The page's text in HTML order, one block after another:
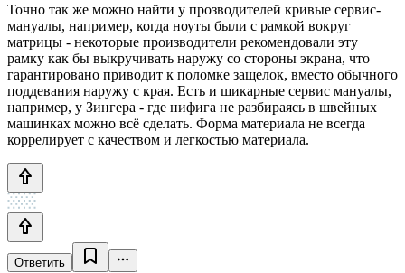
Точно так же можно найти у прозводителей кривые сервис-
мануалы, например, когда ноуты были с рамкой вокруг
матрицы - некоторые производители рекомендовали эту
рамку как бы выкручивать наружу со стороны экрана, что
гарантировано приводит к поломке защелок, вместо обычного
поддевания наружу с края. Есть и шикарные сервис мануалы,
например, у Зингера - где нифига не разбираясь в швейных
машинках можно всё сделать. Форма материала не всегда
коррелирует с качеством и легкостью материала.
Ответить